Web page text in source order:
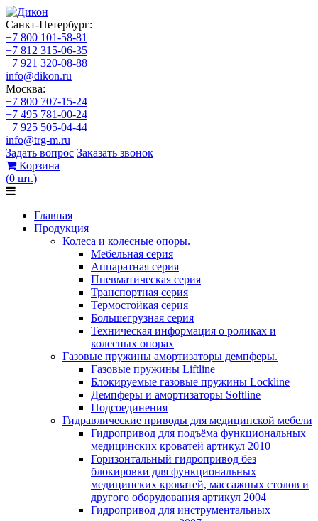
Санкт-Петербург:
+7 800 101-58-81
+7 812 315-06-35
+7 921 320-08-88
info@dikon.ru
Москва:
+7 800 707-15-24
+7 495 781-00-24
+7 925 505-04-44
info@trg-m.ru
Задать вопрос Заказать звонок
Корзина
(0 шт.)
Главная
Продукция
Колеса и колесные опоры.
Мебельная серия
Аппаратная серия
Пневматическая серия
Транспортная серия
Термостойкая серия
Большегрузная серия
Техническая информация о роликах и
колесных опорах
Газовые пружины амортизаторы демпферы.
Газовые пружины Liftline
Блокируемые газовые пружины Lockline
Демпферы и амортизаторы Softline
Подсоединения
Гидравлические приводы для медицинской мебели
Гидропривод для подъёма функциональных
медицинских кроватей артикул 2010
Горизонтальный гидропривод без
блокировки для функциональных
медицинских кроватей, массажных столов и
другого оборудования артикул 2004
Гидропривод для инструментальных